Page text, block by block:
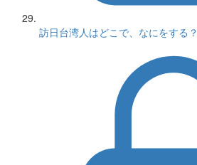
訪日台湾人はどこで、なにをする？